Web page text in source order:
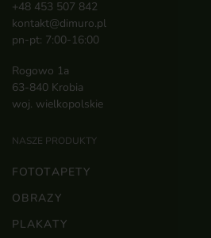
+48 453 507 842
kontakt@dimuro.pl
pn-pt: 7:00-16:00
Rogowo 1a
63-840 Krobia
woj. wielkopolskie
NASZE PRODUKTY
FOTOTAPETY
OBRAZY
PLAKATY